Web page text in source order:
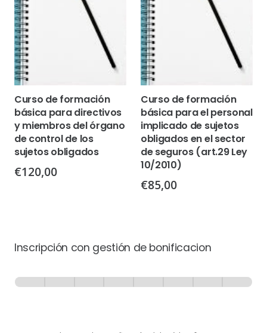
Curso de formación
básica para directivos
y miembros del órgano
de control de los
sujetos obligados
€120,00
Curso de formación
básica para el personal
implicado de sujetos
obligados en el sector
de seguros (art.29 Ley
10/2010)
€85,00
Inscripción con gestión de bonificacion
-